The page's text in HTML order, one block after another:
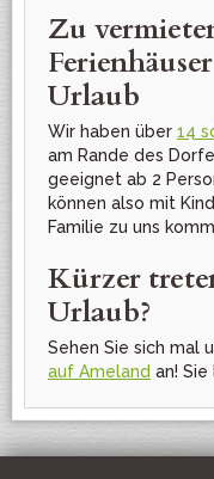
Zu
Urlaub
Wir haben über 14
am Rande des
geeignet ab 2
können also mit
Familie zu uns
Kürzer
Urlaub?
Sehen Sie sich mal
auf Ameland an!